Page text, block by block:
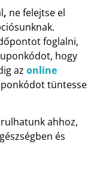
, ne felejtse el
foglalni,
hogy
az online
tüntesse
ahhoz,
és